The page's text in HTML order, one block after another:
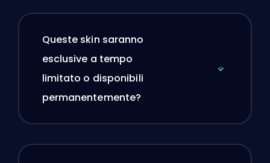
Queste skin saranno
esclusive a tempo
limitato o disponibili
permanentemente?